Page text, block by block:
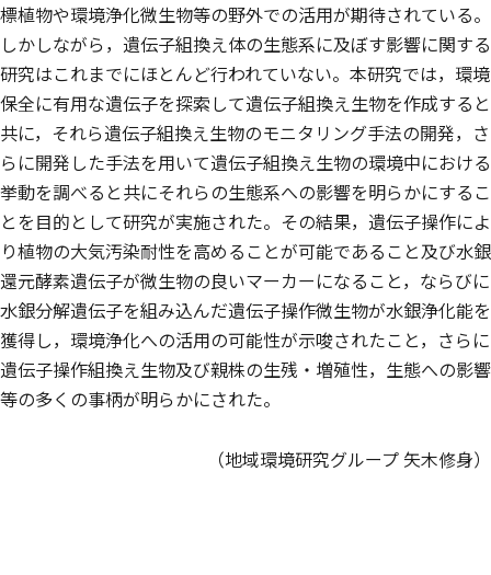
標植物や環境浄化微生物等の野外での活用が期待されている。
しかしながら，遺伝子組換え体の生態系に及ぼす影響に関する
研究はこれまでにほとんど行われていない。本研究では，環境
保全に有用な遺伝子を探索して遺伝子組換え生物を作成すると
共に，それら遺伝子組換え生物のモニタリング手法の開発，さ
らに開発した手法を用いて遺伝子組換え生物の環境中における
挙動を調べると共にそれらの生態系への影響を明らかにするこ
とを目的として研究が実施された。その結果，遺伝子操作によ
り植物の大気汚染耐性を高めることが可能であること及び水銀
還元酵素遺伝子が微生物の良いマーカーになること，ならびに
水銀分解遺伝子を組み込んだ遺伝子操作微生物が水銀浄化能を
獲得し，環境浄化への活用の可能性が示唆されたこと，さらに
遺伝子操作組換え生物及び親株の生残・増殖性，生態への影響
等の多くの事柄が明らかにされた。
（地域環境研究グループ 矢木修身）